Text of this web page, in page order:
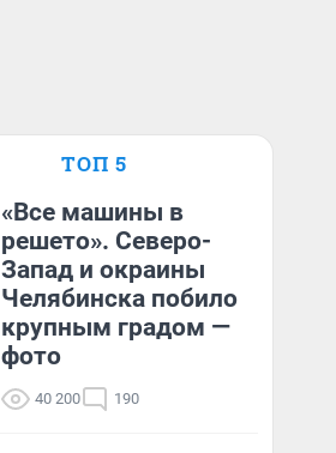
ТОП 5
«Все машины в
решето». Северо-
Запад и окраины
Челябинска побило
крупным градом —
фото
40 200 190